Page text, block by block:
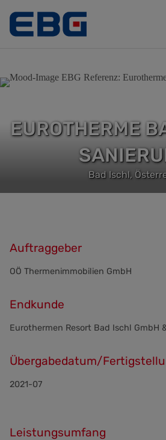
Hauptnavigation
EUROTHERME
Bad Ischl,
Auftraggeber
OÖ Thermenimmobilien GmbH
Endkunde
Eurothermen Resort Bad Ischl GmbH
Übergabedatum/
2021-07
Leistungsumfang